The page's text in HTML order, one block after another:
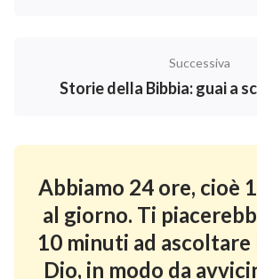
Successiva
Storie della Bibbia: guai a
Abbiamo 24 ore, cioè
al giorno. Ti
10 minuti ad ascoltare
Dio, in modo da